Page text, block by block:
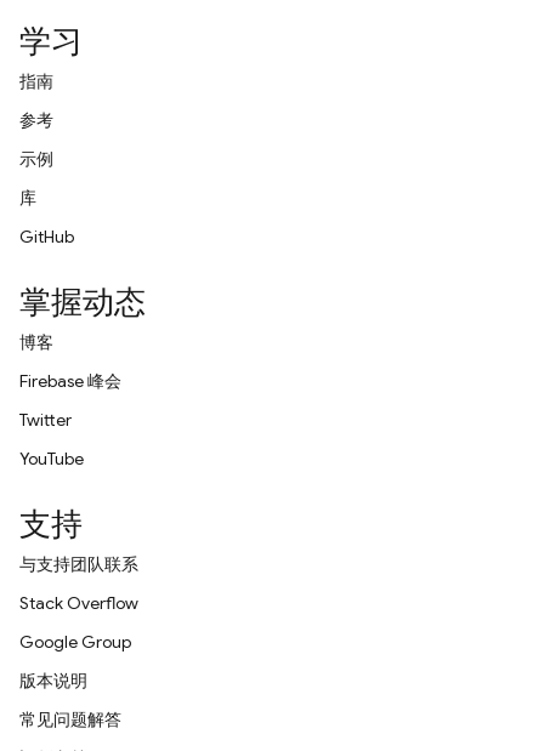
学习
指南
参考
示例
库
GitHub
掌握动态
博客
Firebase 峰会
Twitter
YouTube
支持
与支持团队联系
Stack Overflow
Google Group
版本说明
常见问题解答